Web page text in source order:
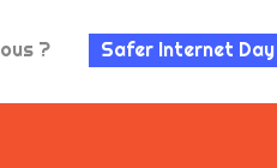
? Safer Internet Day